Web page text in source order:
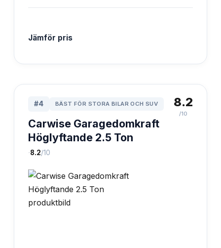
Jämför pris
#4 BÄST FÖR STORA BILAR OCH SUV
Carwise Garagedomkraft
Höglyftande 2.5 Ton
·8.2/10
8.2
/10